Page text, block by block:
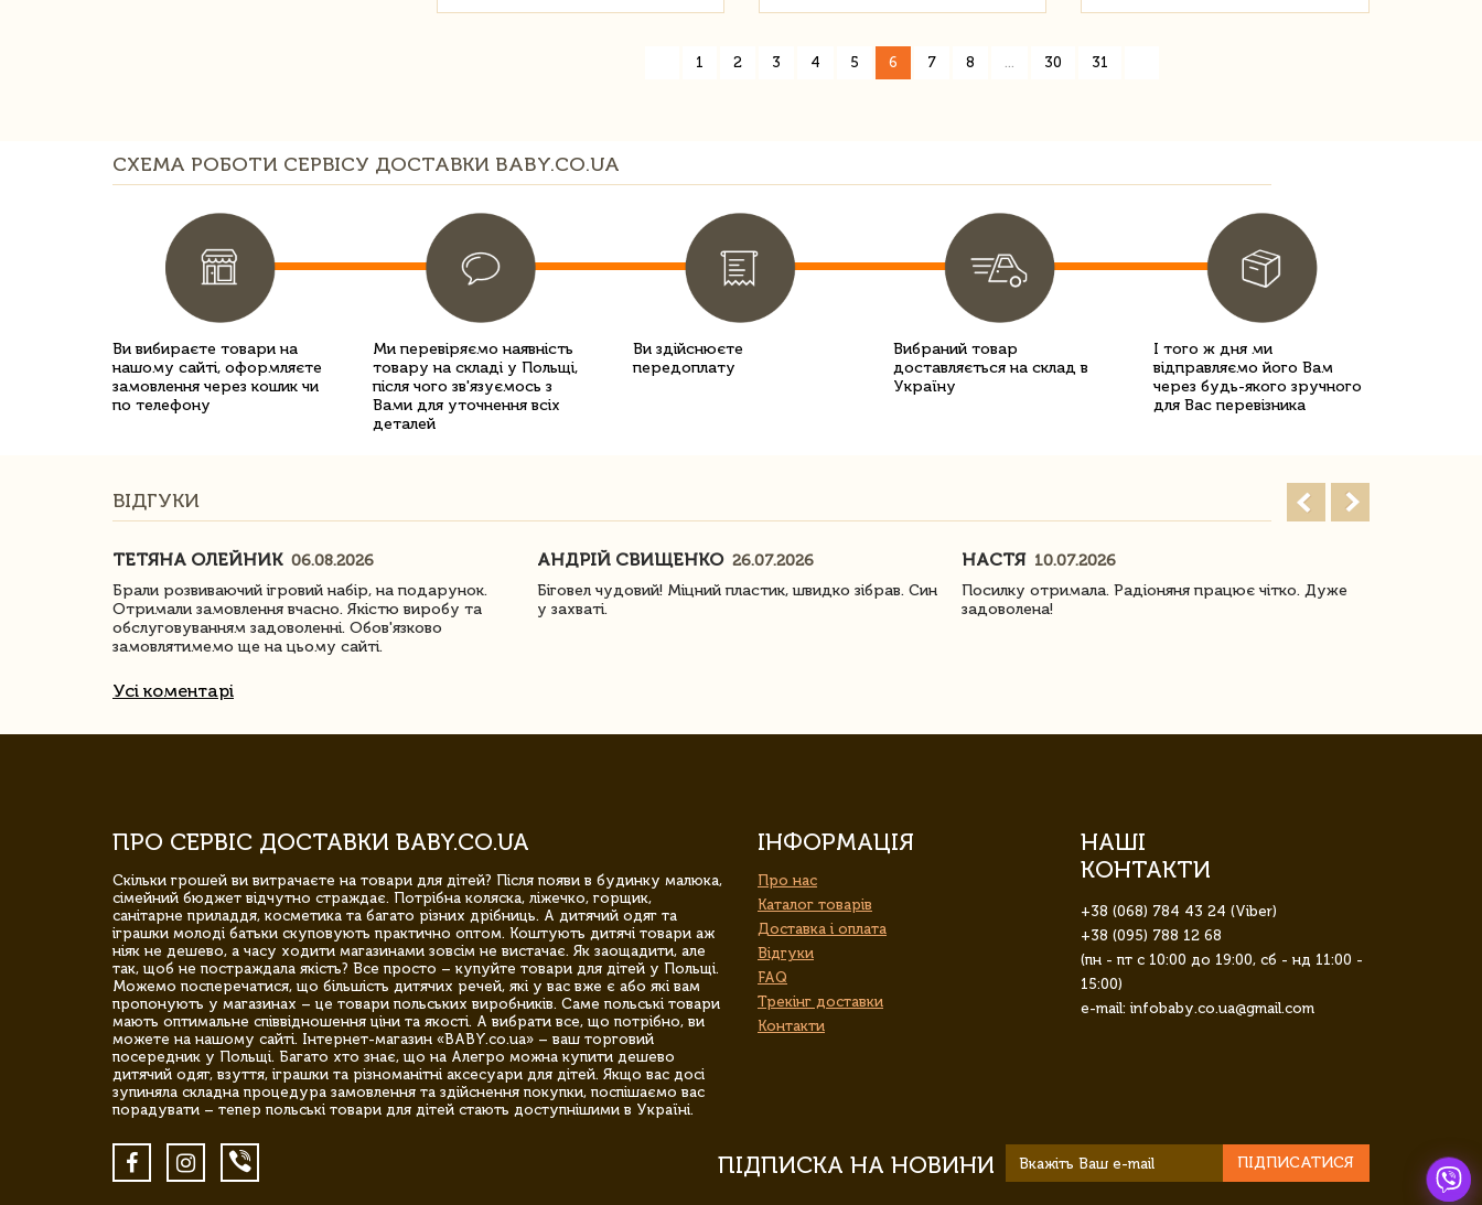
1 2 3 4 5 6 7 8 ... 30 31
СХЕМА РОБОТИ СЕРВІСУ ДОСТАВКИ BABY.CO.UA
Ви вибираєте товари на
нашому сайті, оформляєте
замовлення через кошик чи
по телефону
Ми перевіряємо наявність
товару на складі у Польщі,
після чого зв'язуємось з
Вами для уточнення всіх
деталей
Ви здійснюєте
передоплату
Вибраний товар
доставляється на склад в
Україну
І того ж дня ми
відправляємо його Вам
через будь-якого зручного
для Вас перевізника
ВІДГУКИ
ТЕТЯНА ОЛЕЙНИК 06.08.2026
Брали розвиваючий ігровий набір, на подарунок.
Отримали замовлення вчасно. Якістю виробу та
обслуговуванням задоволенні. Обов'язково
замовлятимемо ще на цьому сайті.
АНДРІЙ СВИЩЕНКО 26.07.2026
Біговел чудовий! Міцний пластик, швидко зібрав. Син
у захваті.
НАСТЯ 10.07.2026
Посилку отримала. Радіоняня працює чітко. Дуже
задоволена!
Усі коментарі
ПРО СЕРВІС ДОСТАВКИ BABY.CO.UA
Скільки грошей ви витрачаєте на товари для дітей? Після появи в будинку малюка,
сімейний бюджет відчутно страждає. Потрібна коляска, ліжечко, горщик,
санітарне приладдя, косметика та багато різних дрібниць. А дитячий одяг та
іграшки молоді батьки скуповують практично оптом. Коштують дитячі товари аж
ніяк не дешево, а часу ходити магазинами зовсім не вистачає. Як заощадити, але
так, щоб не постраждала якість? Все просто – купуйте товари для дітей у Польщі.
Можемо посперечатися, що більшість дитячих речей, які у вас вже є або які вам
пропонують у магазинах – це товари польських виробників. Саме польські товари
мають оптимальне співвідношення ціни та якості. А вибрати все, що потрібно, ви
можете на нашому сайті. Інтернет-магазин «BABY.co.ua» – ваш торговий
посередник у Польщі. Багато хто знає, що на Алегро можна купити дешево
дитячий одяг, взуття, іграшки та різноманітні аксесуари для дітей. Якщо вас досі
зупиняла складна процедура замовлення та здійснення покупки, поспішаємо вас
порадувати – тепер польські товари для дітей стають доступнішими в Україні.
ІНФОРМАЦІЯ
Про нас
Каталог товарів
Доставка і оплата
Відгуки
FAQ
Трекінг доставки
Контакти
НАШІ
КОНТАКТИ
+38 (068) 784 43 24 (Viber)
+38 (095) 788 12 68
(пн - пт с 10:00 до 19:00, сб - нд 11:00 -
15:00)
e-mail: infobaby.co.ua@gmail.com
ПІДПИСКА НА НОВИНИ ПІДПИСАТИСЯ